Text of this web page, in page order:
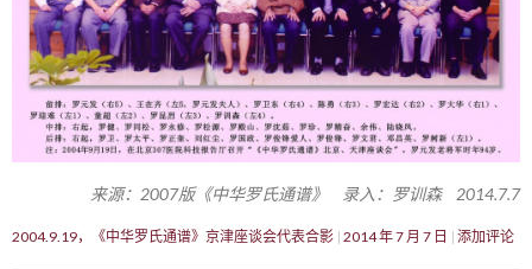
来源：2007版《中华罗氏通谱》 录入：罗训森 2014.7.7
2004.9.19，《中华罗氏通谱》京津座谈会代表合影 2014 年 7 月 7 日 添加评论